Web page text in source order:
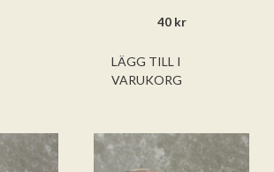
40 kr
LÄGG TILL I
VARUKORG